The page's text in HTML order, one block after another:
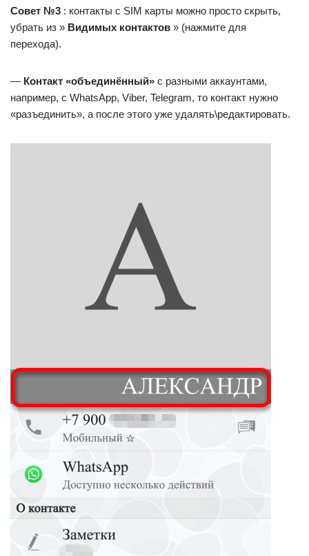
Совет №3 : контакты с SIM карты можно просто скрыть,
убрать из » Видимых контактов » (нажмите для
перехода).
— Контакт «объединённый» с разными аккаунтами,
например, с WhatsApp, Viber, Telegram, то контакт нужно
«разъединить», а после этого уже удалять\редактировать.